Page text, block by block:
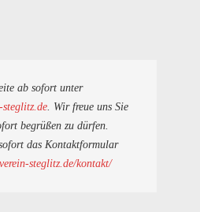
ab sofort unter
. Wir freue uns Sie
begrüßen zu dürfen.
das Kontaktformular
steglitz.de/kontakt/